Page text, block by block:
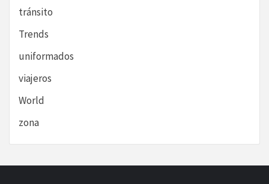
tránsito
Trends
uniformados
viajeros
World
zona